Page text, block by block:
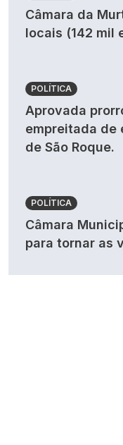
Câmara da
locais (142 mil
POLÍTICA
Aprovada
empreitada de
de São Roque.
POLÍTICA
Câmara
para tornar as